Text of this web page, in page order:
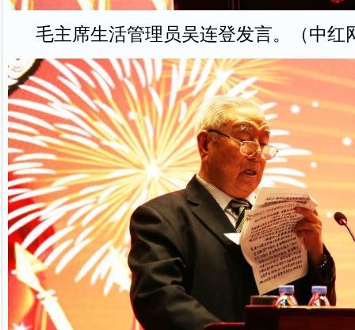
毛主席生活管理员吴连登发言。（中红